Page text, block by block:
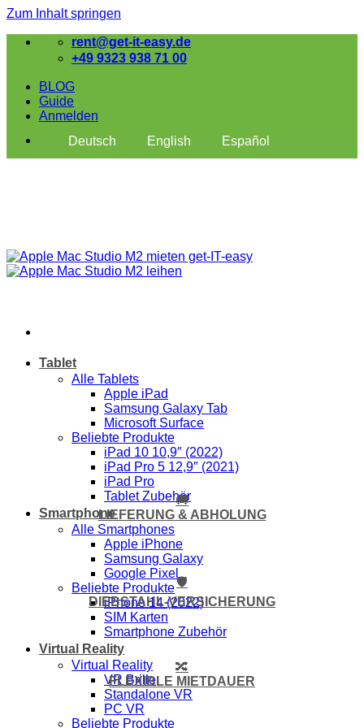
Zum Inhalt springen
rent@get-it-easy.de
+49 9323 938 71 00
BLOG
Guide
Anmelden
Deutsch
English Español
Tablet
Alle Tablets
Apple iPad
Samsung Galaxy Tab
Microsoft Surface
Beliebte Produkte
iPad 10 10,9″ (2022)
iPad Pro 5 12,9″ (2021)
iPad Pro
Tablet Zubehör
Smartphone
Alle Smartphones
Apple iPhone
Samsung Galaxy
Google Pixel
Beliebte Produkte
iPhone 14 (2022)
SIM Karten
Smartphone Zubehör
Virtual Reality
Virtual Reality
VR Brille
Standalone VR
PC VR
Beliebte Produkte
🚚
LIEFERUNG & ABHOLUNG
🛡️
DIEBSTAHL-VERSICHERUNG
🔀
FLEXIBLE MIETDAUER